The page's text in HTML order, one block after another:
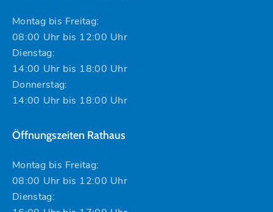
Montag bis Freitag:
08:00 Uhr bis 12:00 Uhr
Dienstag:
14:00 Uhr bis 18:00 Uhr
Donnerstag:
14:00 Uhr bis 18:00 Uhr
Öffnungszeiten Rathaus
Montag bis Freitag:
08:00 Uhr bis 12:00 Uhr
Dienstag: